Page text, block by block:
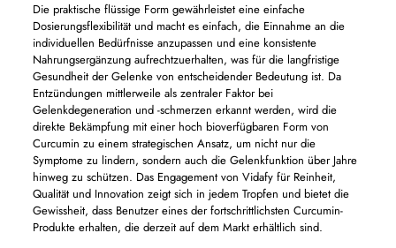
Die praktische flüssige Form gewährleistet eine einfache
Dosierungsflexibilität und macht es einfach, die Einnahme an die
individuellen Bedürfnisse anzupassen und eine konsistente
Nahrungsergänzung aufrechtzuerhalten, was für die langfristige
Gesundheit der Gelenke von entscheidender Bedeutung ist. Da
Entzündungen mittlerweile als zentraler Faktor bei
Gelenkdegeneration und -schmerzen erkannt werden, wird die
direkte Bekämpfung mit einer hoch bioverfügbaren Form von
Curcumin zu einem strategischen Ansatz, um nicht nur die
Symptome zu lindern, sondern auch die Gelenkfunktion über Jahre
hinweg zu schützen. Das Engagement von Vidafy für Reinheit,
Qualität und Innovation zeigt sich in jedem Tropfen und bietet die
Gewissheit, dass Benutzer eines der fortschrittlichsten Curcumin-
Produkte erhalten, die derzeit auf dem Markt erhältlich sind.